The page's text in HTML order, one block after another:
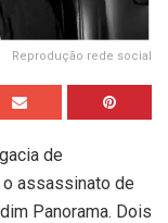
Reprodução rede social
de
assassinato de
Panorama. Dois